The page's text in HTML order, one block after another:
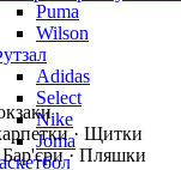
Puma
Wilson
Adidas
Select
Nike
Joma· Щитки
· Пляшки